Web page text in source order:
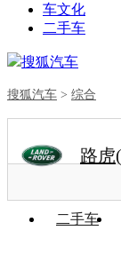
车文化
二手车
搜狐汽车
搜狐汽车 > 综合
路虎
二手车